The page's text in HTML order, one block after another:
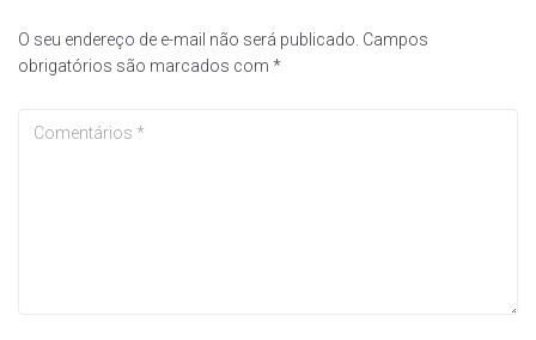
O seu endereço de e-mail não será publicado. Campos
obrigatórios são marcados com *